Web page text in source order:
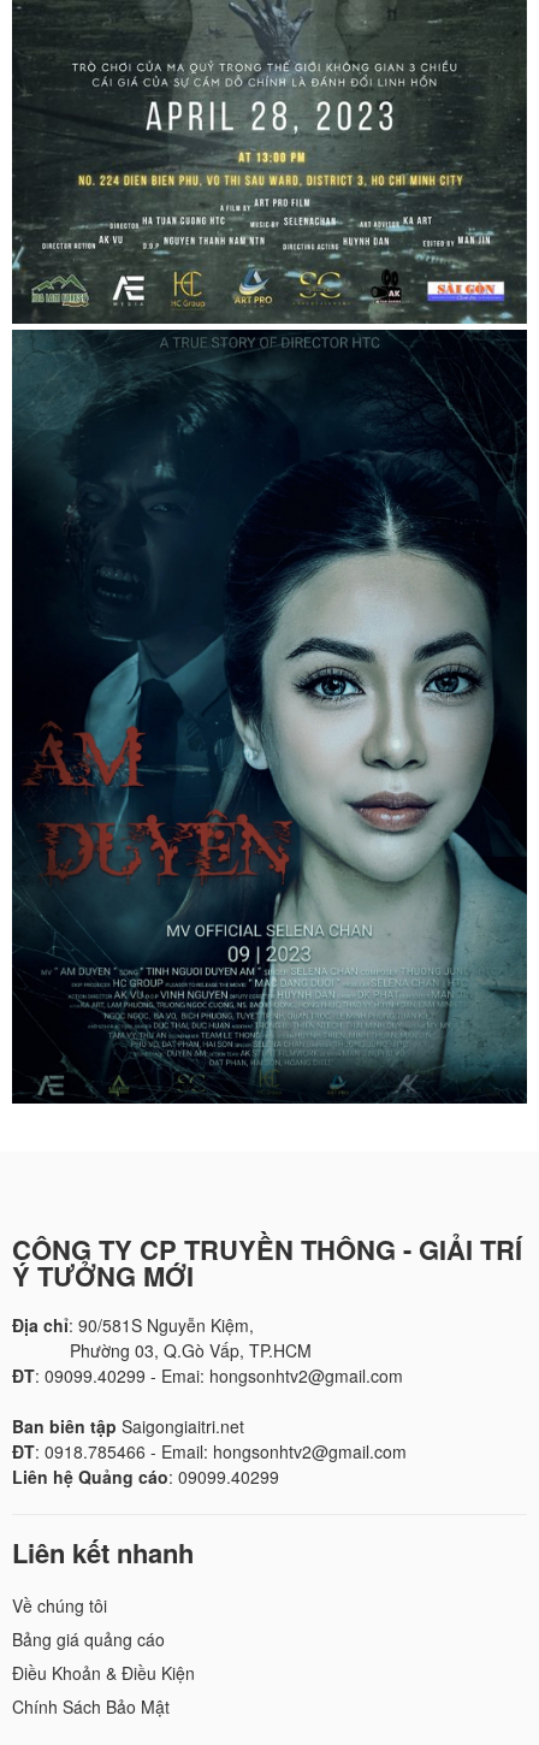
CÔNG TY CP TRUYỀN THÔNG - GIẢI TRÍ
Ý TƯỞNG MỚI
Địa chỉ: 90/581S Nguyễn Kiệm,
Phường 03, Q.Gò Vấp, TP.HCM
ĐT: 09099.40299 - Emai: hongsonhtv2@gmail.com
Ban biên tập Saigongiaitri.net
ĐT: 0918.785466 - Email: hongsonhtv2@gmail.com
Liên hệ Quảng cáo: 09099.40299
Liên kết nhanh
Về chúng tôi
Bảng giá quảng cáo
Điều Khoản & Điều Kiện
Chính Sách Bảo Mật